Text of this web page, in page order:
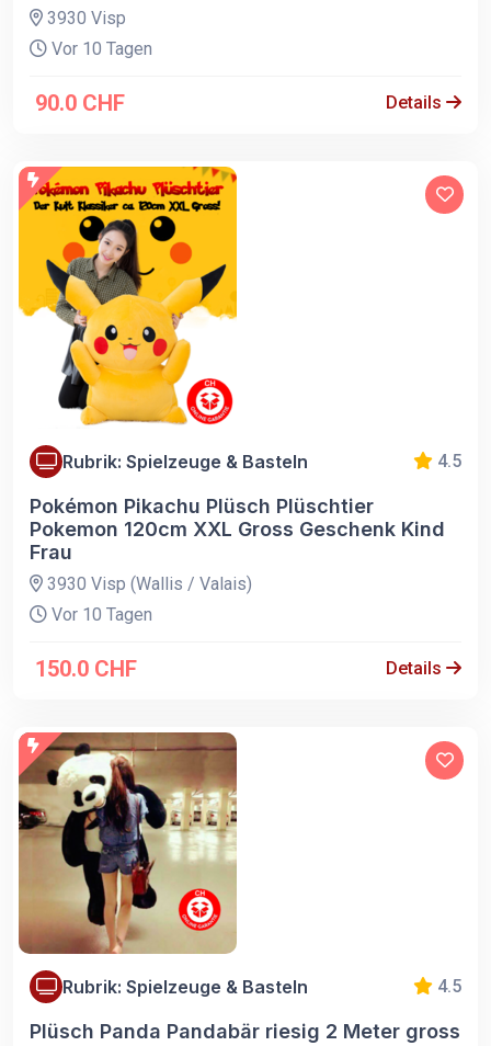
3930 Visp
Vor 10 Tagen
90.0 CHF Details
Rubrik: Spielzeuge & Basteln 4.5
Pokémon Pikachu Plüsch Plüschtier
Pokemon 120cm XXL Gross Geschenk Kind
Frau
3930 Visp (Wallis / Valais)
Vor 10 Tagen
150.0 CHF Details
Rubrik: Spielzeuge & Basteln 4.5
Plüsch Panda Pandabär riesig 2 Meter gross